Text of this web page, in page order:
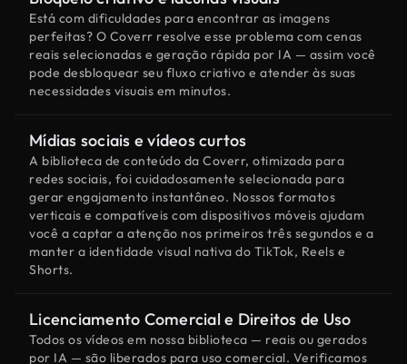
Está com dificuldades para encontrar as imagens
perfeitas? O Coverr resolve esse problema com cenas
reais selecionadas e geração rápida por IA — assim você
pode desbloquear seu fluxo criativo e atender às suas
necessidades visuais em minutos.
Mídias sociais e vídeos curtos
A biblioteca de conteúdo da Coverr, otimizada para
redes sociais, foi cuidadosamente selecionada para
gerar engajamento instantâneo. Nossos formatos
verticais e compatíveis com dispositivos móveis ajudam
você a captar a atenção nos primeiros três segundos e a
manter a identidade visual nativa do TikTok, Reels e
Shorts.
Licenciamento Comercial e Direitos de Uso
Todos os vídeos em nossa biblioteca — reais ou gerados
por IA — são liberados para uso comercial. Verificamos